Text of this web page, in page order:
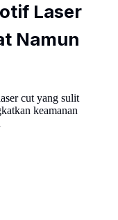
Laser
Namun
cut yang sulit
keamanan